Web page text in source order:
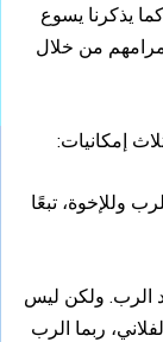
يذكرنا يسوع
مرامهم من خلال
إمكانيات:
وللإخوة، تبعًا
الرب. ولكن ليس
ربما الرب